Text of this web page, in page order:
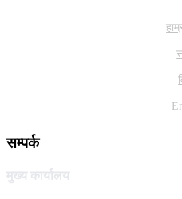
सम्पर्क
मुख्य कार्यालय